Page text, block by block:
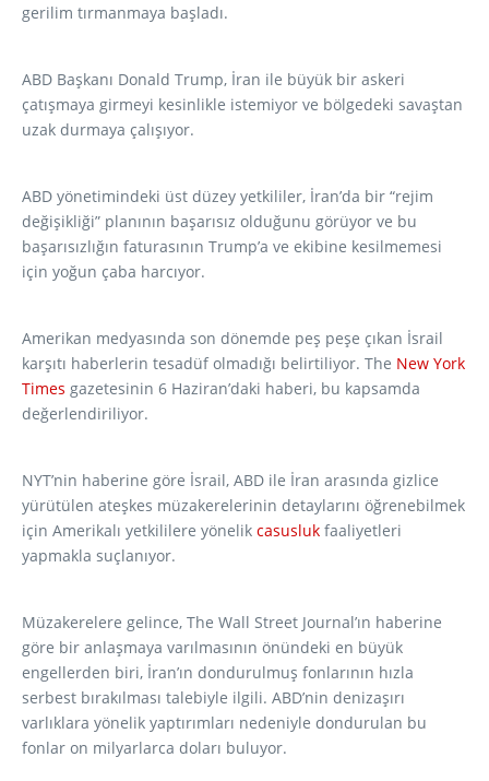
gerilim tırmanmaya başladı.
ABD Başkanı Donald Trump, İran ile büyük bir askeri
çatışmaya girmeyi kesinlikle istemiyor ve bölgedeki savaştan
uzak durmaya çalışıyor.
ABD yönetimindeki üst düzey yetkililer, İran’da bir “rejim
değişikliği” planının başarısız olduğunu görüyor ve bu
başarısızlığın faturasının Trump’a ve ekibine kesilmemesi
için yoğun çaba harcıyor.
Amerikan medyasında son dönemde peş peşe çıkan İsrail
karşıtı haberlerin tesadüf olmadığı belirtiliyor. The New York
Times gazetesinin 6 Haziran’daki haberi, bu kapsamda
değerlendiriliyor.
NYT’nin haberine göre İsrail, ABD ile İran arasında gizlice
yürütülen ateşkes müzakerelerinin detaylarını öğrenebilmek
için Amerikalı yetkililere yönelik casusluk faaliyetleri
yapmakla suçlanıyor.
Müzakerelere gelince, The Wall Street Journal’ın haberine
göre bir anlaşmaya varılmasının önündeki en büyük
engellerden biri, İran’ın dondurulmuş fonlarının hızla
serbest bırakılması talebiyle ilgili. ABD’nin denizaşırı
varlıklara yönelik yaptırımları nedeniyle dondurulan bu
fonlar on milyarlarca doları buluyor.